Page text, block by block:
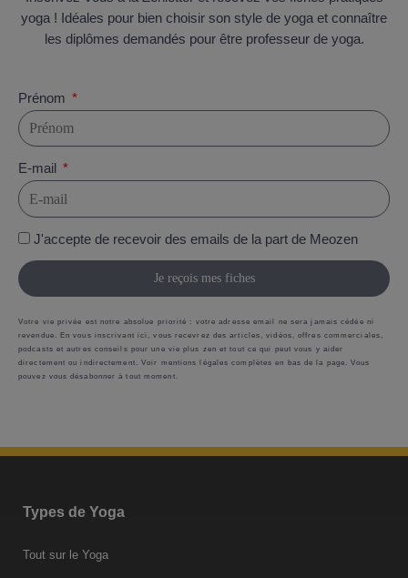
yoga ! Idéales pour bien choisir son style de yoga et connaître
les diplômes demandés pour être professeur de yoga.
Prénom
E-mail
J'accepte de recevoir des emails de la part de Meozen
Je reçois mes fiches
Votre vie privée est notre absolue priorité : votre adresse email ne sera jamais cédée ni
revendue. En vous inscrivant ici, vous recevrez des articles, vidéos, offres commerciales,
podcasts et autres conseils pour une vie plus zen et tout ce qui peut vous y aider
directement ou indirectement. Voir mentions légales complètes en bas de la page. Vous
pouvez vous désabonner à tout moment.
Types de Yoga
Tout sur le Yoga